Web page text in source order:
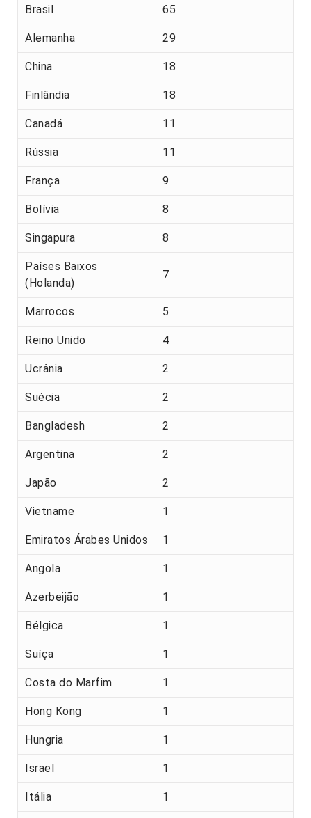
Brasil 65
Alemanha 29
China 18
Finlândia 18
Canadá 11
Rússia 11
França 9
Bolívia 8
Singapura 8
Países Baixos
(Holanda)
7
Marrocos 5
Reino Unido 4
Ucrânia 2
Suécia 2
Bangladesh 2
Argentina 2
Japão 2
Vietname 1
Emiratos Árabes Unidos 1
Angola 1
Azerbeijão 1
Bélgica 1
Suíça 1
Costa do Marfim 1
Hong Kong 1
Hungria 1
Israel 1
Itália 1